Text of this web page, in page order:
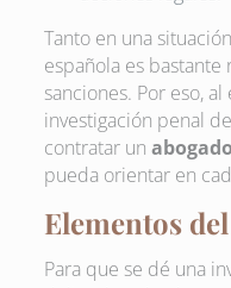
Tanto en una
española es
sanciones. Por eso,
investigación penal
contratar un
pueda orientar en
Elementos
Para que se dé una